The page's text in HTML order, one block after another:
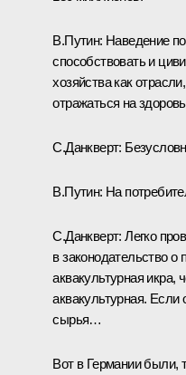
В.Путин: Наведение
способствовать и
хозяйства как
отражаться на
С.Данкверт:
В.Путин: На
С.Данкверт:Легко
в законодательство о
аквакультурная икра,
аквакультурная. Если
сырья…
Вот в Германии были,